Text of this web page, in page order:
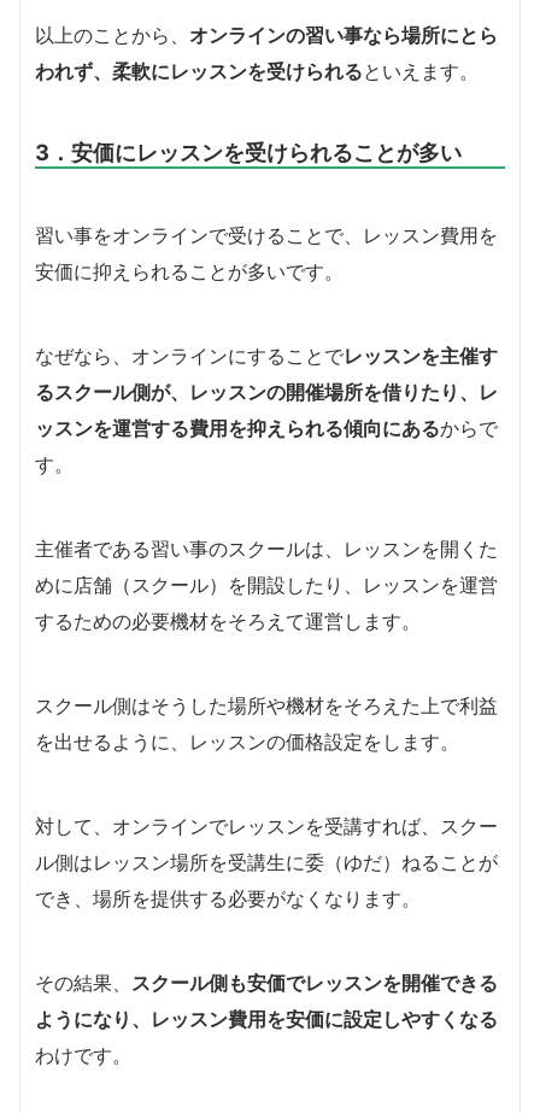
以上のことから、 オンラインの習い事なら場所にとら
われず、柔軟にレッスンを受けられるといえます。
3．安価にレッスンを受けられることが多い
習い事をオンラインで受けることで、レッスン費用を
安価に抑えられることが多いです。
なぜなら、オンラインにすることでレッスンを主催す
るスクール側が、レッスンの開催場所を借りたり、レ
ッスンを運営する費用を抑えられる傾向にあるからで
す。
主催者である習い事のスクールは、レッスンを開くた
めに店舗（スクール）を開設したり、レッスンを運営
するための必要機材をそろえて運営します。
スクール側はそうした場所や機材をそろえた上で利益
を出せるように、レッスンの価格設定をします。
対して、オンラインでレッスンを受講すれば、スクー
ル側はレッスン場所を受講生に委（ゆだ）ねることが
でき、場所を提供する必要がなくなります。
その結果、 スクール側も安価でレッスンを開催できる
ようになり、レッスン費用を安価に設定しやすくなる
わけです。